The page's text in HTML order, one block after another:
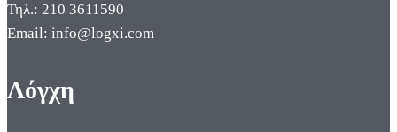
Τηλ.: 210 3611590
Email: info@logxi.com
Λόγχη